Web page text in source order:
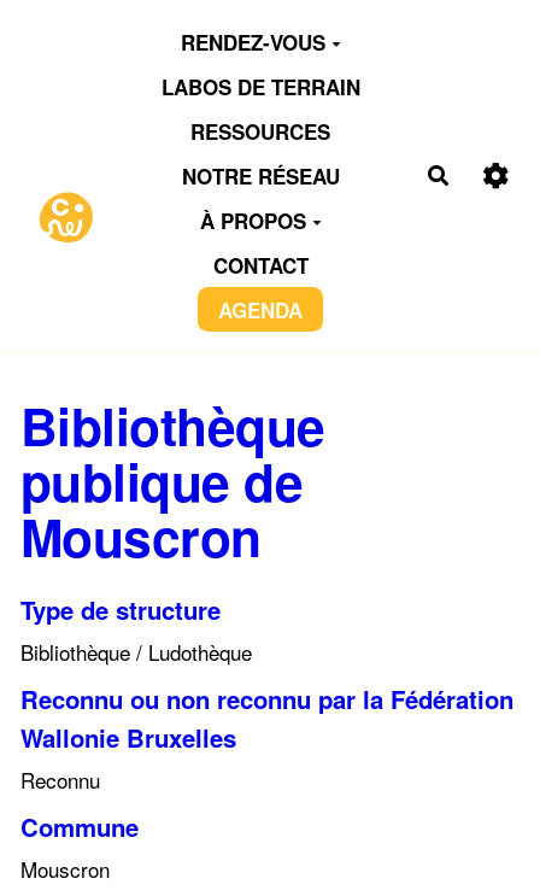
Aller au contenu principal
RENDEZ-VOUS
LABOS DE TERRAIN
RESSOURCES
NOTRE RÉSEAU
À PROPOS
CONTACT
AGENDA
Bibliothèque
publique de
Mouscron
Type de structure
Bibliothèque / Ludothèque
Reconnu ou non reconnu par la Fédération
Wallonie Bruxelles
Reconnu
Commune
Mouscron